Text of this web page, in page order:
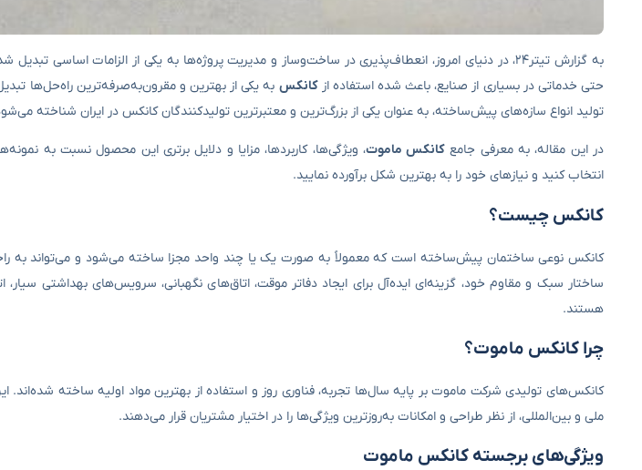
به گزارش تیتر۲۴، در دنیای امروز، انعطاف‌پذیری در ساخت‌وساز و مدیریت پروژه‌ها به یکی از الزامات اساسی
حتی خدماتی در بسیاری از صنایع، باعث شده استفاده ازکانکس به یکی از بهترین و مقرون‌به‌صرفه‌ترین راه‌حل‌ها
تولید انواع سازه‌های پیش‌ساخته، به عنوان یکی از بزرگ‌ترین و معتبرترین تولیدکنندگان کانکس در ایران شناخته
در این مقاله، به معرفی جامع کانکس ماموت، ویژگی‌ها، کاربردها، مزایا و دلایل برتری این محصول نسبت به
انتخاب کنید و نیازهای خود را به بهترین شکل برآورده نمایید.
کانکس چیست؟
کانکس نوعی ساختمان پیش‌ساخته است که معمولاً به صورت یک یا چند واحد مجزا ساخته می‌شود و می‌تواند به
ساختار سبک و مقاوم خود، گزینه‌ای ایده‌آل برای ایجاد دفاتر موقت، اتاق‌های نگهبانی، سرویس‌های بهداشتی
هستند.
چرا کانکس ماموت؟
کانکس‌های تولیدی شرکت ماموت بر پایه سال‌ها تجربه، فناوری روز و استفاده از بهترین مواد اولیه ساخته شده‌اند.
ملی و بین‌المللی، از نظر طراحی و امکانات به‌روزترین ویژگی‌ها را در اختیار مشتریان قرار می‌دهند.
ویژگی‌های برجسته کانکس ماموت